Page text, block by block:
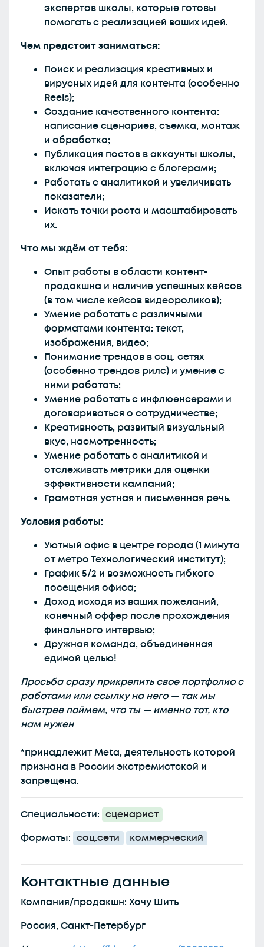
экспертов школы, которые готовы
помогать с реализацией ваших идей.
Чем предстоит заниматься:
Поиск и реализация креативных и
вирусных идей для контента (особенно
Reels);
Создание качественного контента:
написание сценариев, съемка, монтаж
и обработка;
Публикация постов в аккаунты школы,
включая интеграцию с блогерами;
Работать с аналитикой и увеличивать
показатели;
Искать точки роста и масштабировать
их.
Что мы ждём от тебя:
Опыт работы в области контент-
продакшна и наличие успешных кейсов
(в том числе кейсов видеороликов);
Умение работать с различными
форматами контента: текст,
изображения, видео;
Понимание трендов в соц. сетях
(особенно трендов рилс) и умение с
ними работать;
Умение работать с инфлюенсерами и
договариваться о сотрудничестве;
Креативность, развитый визуальный
вкус, насмотренность;
Умение работать с аналитикой и
отслеживать метрики для оценки
эффективности кампаний;
Грамотная устная и письменная речь.
Условия работы:
Уютный офис в центре города (1 минута
от метро Технологический институт);
График 5/2 и возможность гибкого
посещения офиса;
Доход исходя из ваших пожеланий,
конечный оффер после прохождения
финального интервью;
Дружная команда, объединенная
единой целью!
Просьба сразу прикрепить свое портфолио с
работами или ссылку на него — так мы
быстрее поймем, что ты — именно тот, кто
нам нужен
*принадлежит Meta, деятельность которой
признана в России экстремистской и
запрещена.
Специальности: сценарист
Форматы: соц.сети коммерческий
Контактные данные
Компания/продакшн: Хочу Шить
Россия, Санкт-Петербург